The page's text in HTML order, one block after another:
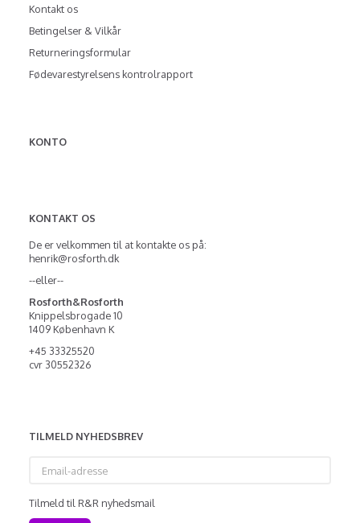
Kontakt os
Betingelser & Vilkår
Returneringsformular
Fødevarestyrelsens kontrolrapport
KONTO
KONTAKT OS
De er velkommen til at kontakte os på:
henrik@rosforth.dk
--eller--
Rosforth&Rosforth
Knippelsbrogade 10
1409 København K
+45 33325520
cvr 30552326
TILMELD NYHEDSBREV
adresse
Tilmeld til R&R nyhedsmail